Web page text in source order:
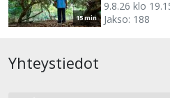
15 min
9.8.26 klo
Jakso: 188
Yhteystiedot